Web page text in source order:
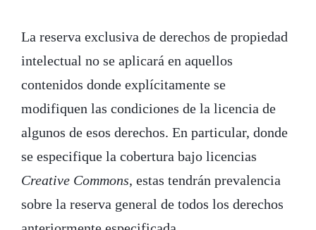
La reserva exclusiva de derechos de propiedad
intelectual no se aplicará en aquellos
contenidos donde explícitamente se
modifiquen las condiciones de la licencia de
algunos de esos derechos. En particular, donde
se especifique la cobertura bajo licencias
Creative Commons, estas tendrán prevalencia
sobre la reserva general de todos los derechos